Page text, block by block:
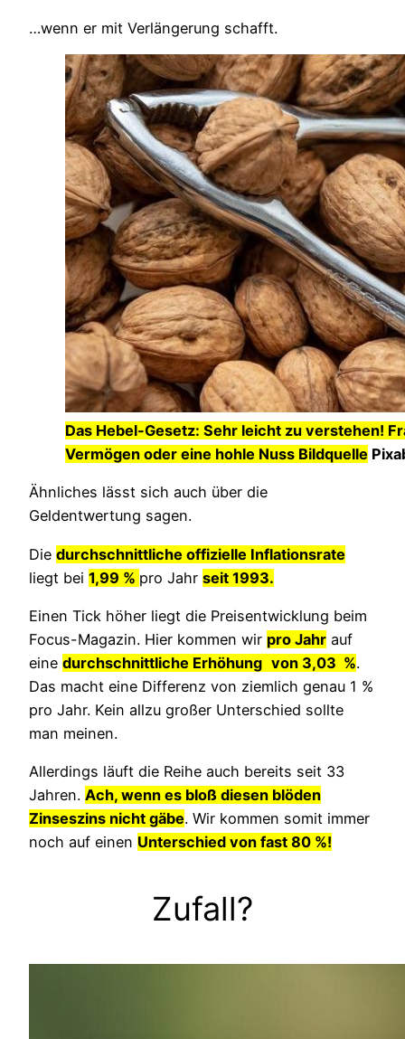
…wenn er mit Verlängerung schafft.
Das Hebel-Gesetz: Sehr leicht zu verstehen!
Vermögen oder eine hohle Nuss Bildquelle
Ähnliches lässt sich auch über die
Geldentwertung sagen.
Die durchschnittliche offizielle Inflationsrate
liegt bei 1,99 % pro Jahr seit 1993.
Einen Tick höher liegt die Preisentwicklung beim
Focus-Magazin. Hier kommen wir pro Jahr auf
eine durchschnittliche Erhöhung von 3,03 %.
Das macht eine Differenz von ziemlich genau 1 %
pro Jahr. Kein allzu großer Unterschied sollte
man meinen.
Allerdings läuft die Reihe auch bereits seit 33
Jahren. Ach, wenn es bloß diesen blöden
Zinseszins nicht gäbe. Wir kommen somit immer
noch auf einen Unterschied von fast 80 %!
Zufall?